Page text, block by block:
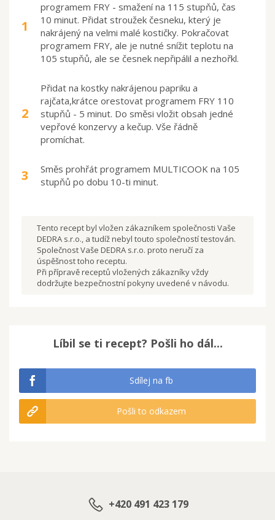
1
programem FRY - smažení na 115 stupňů, čas
10 minut. Přidat stroužek česneku, který je
nakrájený na velmi malé kostičky. Pokračovat
programem FRY, ale je nutné snížit teplotu na
105 stupňů, ale se česnek nepřipálil a nezhořkl.
2
Přidat na kostky nakrájenou papriku a
rajčata,krátce orestovat programem FRY 110
stupňů - 5 minut. Do směsi vložit obsah jedné
vepřové konzervy a kečup. Vše řádně
promíchat.
3
Směs prohřát programem MULTICOOK na 105
stupňů po dobu 10-ti minut.
Tento recept byl vložen zákazníkem společnosti Vaše
DEDRA s.r.o., a tudíž nebyl touto společností testován.
Společnost Vaše DEDRA s.r.o. proto neručí za
úspěšnost toho receptu.
Při přípravě receptů vložených zákazníky vždy
dodržujte bezpečnostní pokyny uvedené v návodu.
Líbil se ti recept? Pošli ho dál...
Sdílej na fb
Pošli to odkazem
+420 491 423 179